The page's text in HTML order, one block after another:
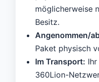
möglicherweise
Besitz.
Angenommen/
Paket physisch
Im Transport:
360Lion-